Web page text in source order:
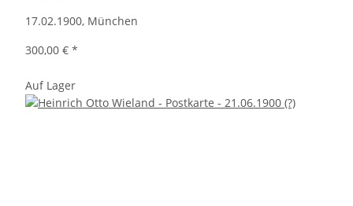
17.02.1900, München
300,00 € *
Auf Lager